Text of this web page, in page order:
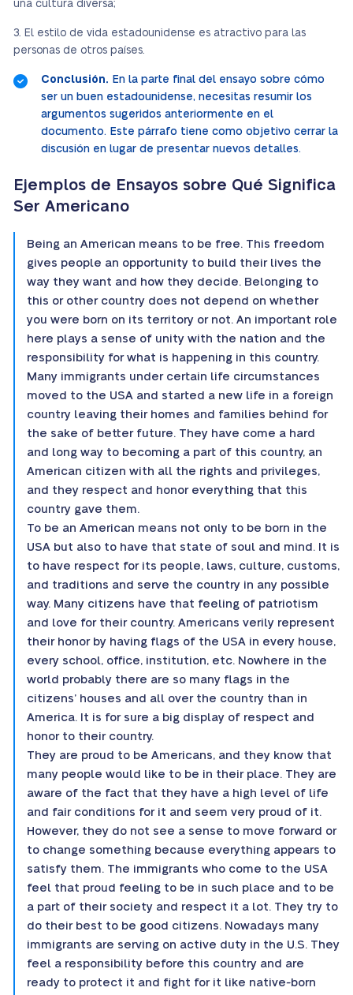
una cultura diversa;
El estilo de vida estadounidense es atractivo para las
personas de otros países.
Conclusión. En la parte final del ensayo sobre cómo
ser un buen estadounidense, necesitas resumir los
argumentos sugeridos anteriormente en el
documento. Este párrafo tiene como objetivo cerrar la
discusión en lugar de presentar nuevos detalles.
Ejemplos de Ensayos sobre Qué Significa
Ser Americano
Being an American means to be free. This freedom
gives people an opportunity to build their lives the
way they want and how they decide. Belonging to
this or other country does not depend on whether
you were born on its territory or not. An important role
here plays a sense of unity with the nation and the
responsibility for what is happening in this country.
Many immigrants under certain life circumstances
moved to the USA and started a new life in a foreign
country leaving their homes and families behind for
the sake of better future. They have come a hard
and long way to becoming a part of this country, an
American citizen with all the rights and privileges,
and they respect and honor everything that this
country gave them.
To be an American means not only to be born in the
USA but also to have that state of soul and mind. It is
to have respect for its people, laws, culture, customs,
and traditions and serve the country in any possible
way. Many citizens have that feeling of patriotism
and love for their country. Americans verily represent
their honor by having flags of the USA in every house,
every school, office, institution, etc. Nowhere in the
world probably there are so many flags in the
citizens’ houses and all over the country than in
America. It is for sure a big display of respect and
honor to their country.
They are proud to be Americans, and they know that
many people would like to be in their place. They are
aware of the fact that they have a high level of life
and fair conditions for it and seem very proud of it.
However, they do not see a sense to move forward or
to change something because everything appears to
satisfy them. The immigrants who come to the USA
feel that proud feeling to be in such place and to be
a part of their society and respect it a lot. They try to
do their best to be good citizens. Nowadays many
immigrants are serving on active duty in the U.S. They
feel a responsibility before this country and are
ready to protect it and fight for it like native-born